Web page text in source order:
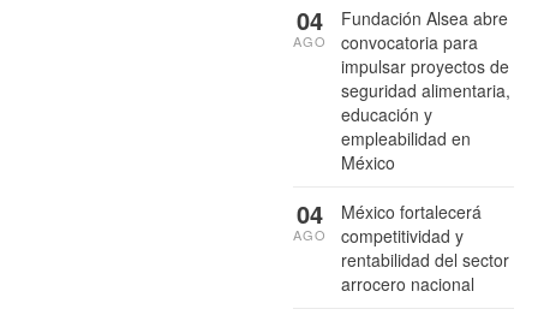
Fundación Alsea abre
convocatoria para
impulsar proyectos de
seguridad alimentaria,
educación y
empleabilidad en
México
04
AGO
México fortalecerá
competitividad y
rentabilidad del sector
arrocero nacional
04
AGO